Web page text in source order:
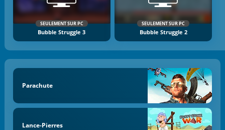
SEULEMENT SUR PC
Bubble Struggle 3
SEULEMENT SUR PC
Bubble Struggle 2
Parachute
Lance-Pierres